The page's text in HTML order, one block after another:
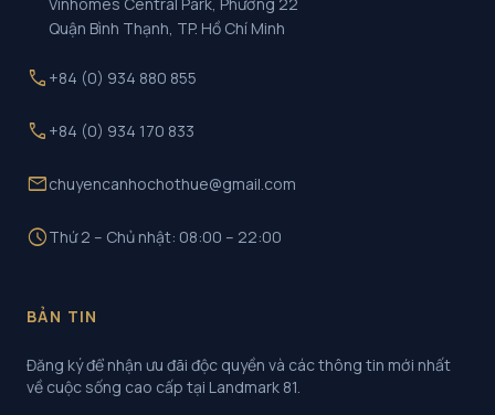
Quận Bình Thạnh, TP. Hồ Chí Minh
call +84 (0) 934 880 855
call +84 (0) 934 170 833
mailchuyencanhochothue@gmail.com
scheduleThứ 2 – Chủ nhật: 08:00 – 22:00
BẢN TIN
Đăng ký để nhận ưu đãi độc quyền và các thông tin mới nhất
về cuộc sống cao cấp tại Landmark 81.